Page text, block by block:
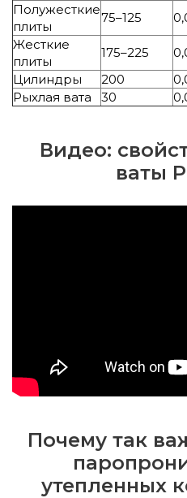
Полужесткие
плиты
75–125
Жесткие
плиты
175–225
Цилиндры
200
Рыхлая вата
30
Видео:
ваты
Почему так
утепленных